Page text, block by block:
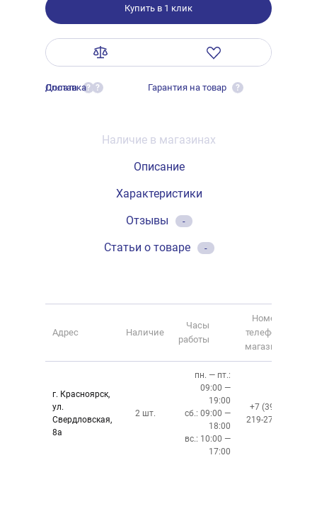
Купить в 1 клик
Оплата ?
Доставка ? Гарантия на товар ?
Наличие в магазинах
Описание
Характеристики
Отзывы
-
Статьи о товаре -
Адрес Наличие
Часы
работы
Номер
телефона
магазина
г. Красноярск,
ул.
Свердловская,
8а
2 шт.
пн. — пт.:
09:00 —
19:00
сб.: 09:00 —
18:00
вс.: 10:00 —
17:00
+7 (391)
219-27-50